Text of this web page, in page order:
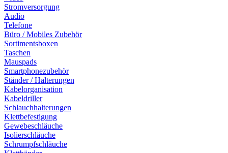
Stromversorgung
Audio
Telefone
Büro / Mobiles Zubehör
Sortimentsboxen
Taschen
Mauspads
Smartphonezubehör
Ständer / Halterungen
Kabelorganisation
Kabeldriller
Schlauchhalterungen
Klettbefestigung
Gewebeschläuche
Isolierschläuche
Schrumpfschläuche